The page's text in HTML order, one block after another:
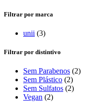
Filtrar por marca
unii (3)
Filtrar por distintivo
Sem Parabenos (2)
Sem Plástico (2)
Sem Sulfatos (2)
Vegan (2)